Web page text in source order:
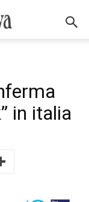
in italia